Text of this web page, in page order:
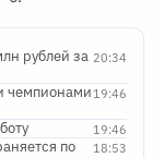
20:34
рублей за
19:46
чемпионами
19:46
18:53
по